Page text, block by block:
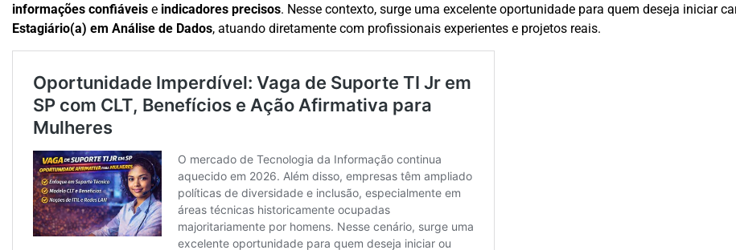
informações confiáveis e indicadores precisos. Nesse contexto, surge uma excelente oportunidade para quem deseja iniciar
Estagiário(a) em Análise de Dados, atuando diretamente com profissionais experientes e projetos reais.